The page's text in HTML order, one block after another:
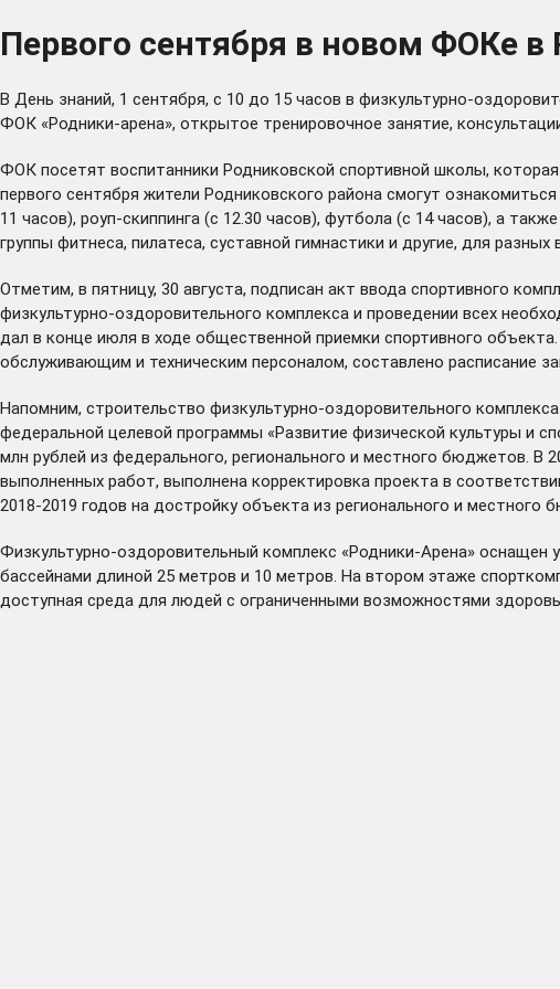
Первого сентября в новом ФОКе
В День знаний, 1 сентября, с 10 до 15 часов в физкультурно-
ФОК «Родники-арена», открытое тренировочное занятие,
ФОК посетят воспитанники Родниковской спортивной школы,
первого сентября жители Родниковского района смогут
11 часов), роуп-скиппинга (с 12.30 часов), футбола (с 14 часов), а
группы фитнеса, пилатеса, суставной гимнастики и другие, для разных
Отметим, в пятницу, 30 августа, подписан акт ввода спортивного
физкультурно-оздоровительного комплекса и проведении всех
дал в конце июля в ходе общественной приемки спортивного
обслуживающим и техническим персоналом, составлено расписание
Напомним, строительство физкультурно-оздоровительного
федеральной целевой программы «Развитие физической культуры и
млн рублей из федерального, регионального и местного бюджетов.
выполненных работ, выполнена корректировка проекта в
2018-2019 годов на достройку объекта из регионального и
Физкультурно-оздоровительный комплекс «Родники-Арена» оснащен
бассейнами длиной 25 метров и 10 метров. На втором этаже
доступная среда для людей с ограниченными возможностями